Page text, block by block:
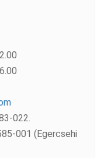
022.
001 (Egercsehi